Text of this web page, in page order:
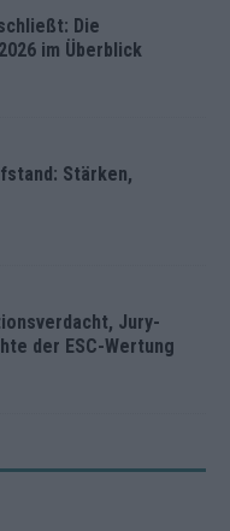
Die
im Überblick
Stärken,
Jury-
der ESC-Wertung